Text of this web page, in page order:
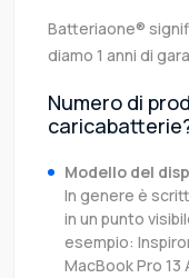
Batteriaone®
diamo 1 anni di
Numero di
Modello del
In genere è
in un punto
esempio:
MacBook Pro 13